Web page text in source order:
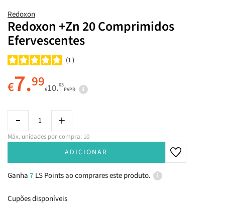
Redoxon
Redoxon +Zn 20 Comprimidos
Efervescentes
1
€7.99€10.03
PVPR
Máx. unidades por compra: 10
ADICIONAR
Ganha7 LS Points ao comprares este produto.
Cupões disponíveis